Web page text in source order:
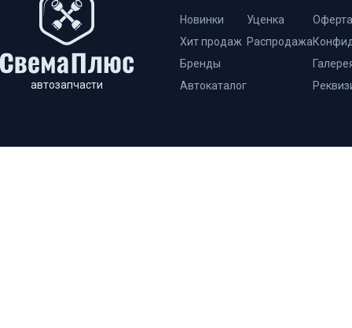
автозапчасти
Новинки
Хит продаж
Бренды
Автокаталог
Уценка
Распродажа
Оферта